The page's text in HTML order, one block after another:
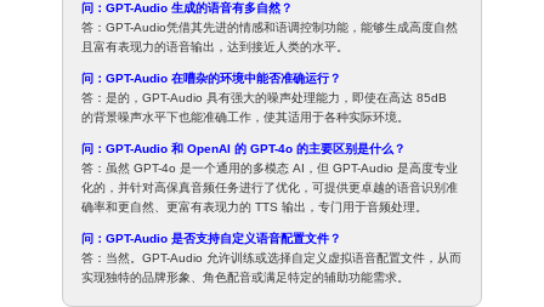
问：GPT-Audio 生成的语音有多自然？
答：GPT-Audio凭借其先进的情感和语调控制功能，能够生成高度自然
且富有表现力的语音输出，达到接近人类的水平。
问：GPT-Audio 在嘈杂的环境中能否准确运行？
答：是的，GPT-Audio 具有强大的噪声处理能力，即使在高达 85dB
的背景噪声水平下也能准确工作，使其适用于各种实际环境。
问：GPT-Audio 和 OpenAI 的 GPT-4o 的主要区别是什么？
答：虽然 GPT-4o 是一个通用的多模态 AI，但 GPT-Audio 是高度专业
化的，并针对高保真音频任务进行了优化，可提供更卓越的语音识别准
确率和更自然、更富有表现力的 TTS 输出，专门用于音频处理。
问：GPT-Audio 是否支持自定义语音配置文件？
答：当然。GPT-Audio 允许训练或选择自定义虚拟语音配置文件，从而
实现独特的品牌形象、角色配音或满足特定的辅助功能需求。